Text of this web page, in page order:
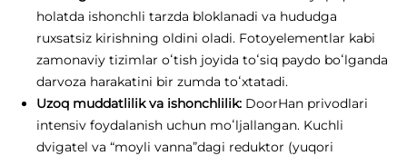
holatda ishonchli tarzda bloklanadi va hududga
ruxsatsiz kirishning oldini oladi. Fotoyelementlar kabi
zamonaviy tizimlar oʻtish joyida toʻsiq paydo boʻlganda
darvoza harakatini bir zumda toʻxtatadi.
Uzoq muddatlilik va ishonchlilik: DoorHan privodlari
intensiv foydalanish uchun moʻljallangan. Kuchli
dvigatel va “moyli vanna”dagi reduktor (yuqori